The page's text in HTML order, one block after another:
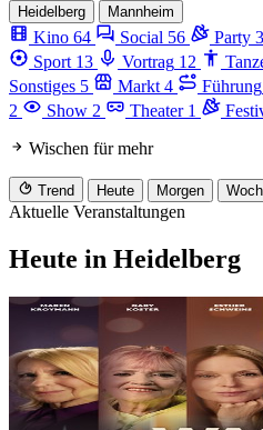
Heidelberg Mannheim
Kino 64 Social 56 Party
Sport 13 Vortrag 12
Sonstiges 5 Markt 4 Führung
2
Show 2 Theater 1
Wischen für mehr
Trend Heute Morgen
Aktuelle Veranstaltungen
Heute in Heidelberg